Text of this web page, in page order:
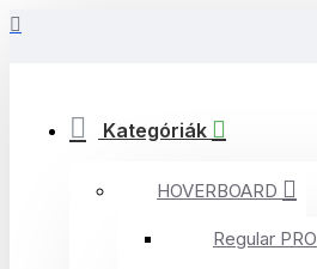
Kategóriák
HOVERBOARD
Regular PRO